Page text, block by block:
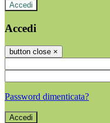
Accedi
Accedi
button close ×
Password dimenticata?